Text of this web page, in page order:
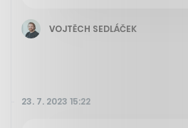
VOJTĚCH SEDLÁČEK
23. 7. 2023 15:22